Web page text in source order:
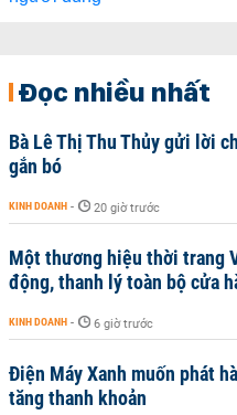
Đọc nhiều nhất
Bà Lê Thị Thu Thủy gửi lời
gắn bó
KINH DOANH - 20 giờ trước
Một thương hiệu thời trang
động, thanh lý toàn bộ cửa
KINH DOANH - 6 giờ trước
Điện Máy Xanh muốn phát
tăng thanh khoản